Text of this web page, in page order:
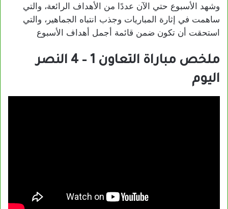
وشهد الأسبوع حتي الآن عددًا من الأهداف الرائعة، والتي
ساهمت في إثارة المباريات وجذب انتباه الجماهير، والتي
استحقت أن تكون ضمن قائمة أجمل أهداف الأسبوع
ملخص مباراة التعاون 1 – 4 النصر
اليوم